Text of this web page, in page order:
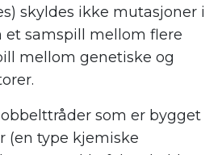
skyldes ikke mutasjoner i
et samspill mellom flere
mellom genetiske og
som er bygget
(en type kjemiske